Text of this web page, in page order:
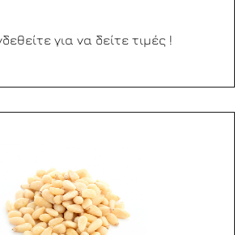
για να δείτε τιμές !